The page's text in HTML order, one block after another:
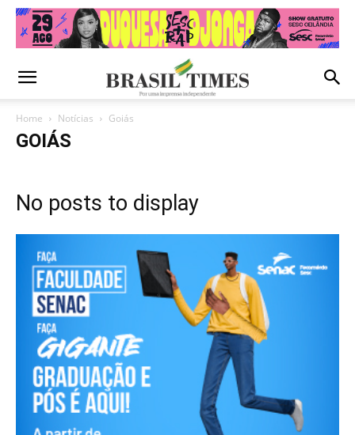
Home Notícias Goiás
GOIÁS
No posts to display